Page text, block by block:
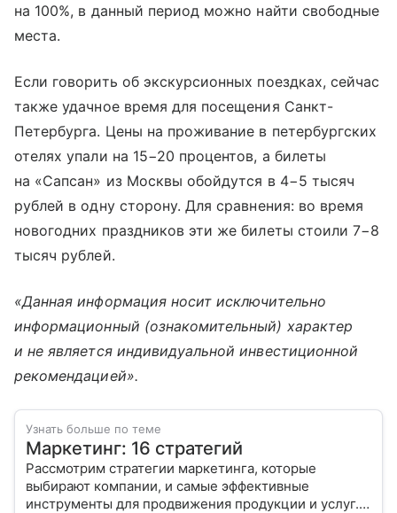
на 100%, в данный период можно найти свободные
места.
Если говорить об экскурсионных поездках, сейчас
также удачное время для посещения Санкт-
Петербурга. Цены на проживание в петербургских
отелях упали на 15−20 процентов, а билеты
на «Сапсан» из Москвы обойдутся в 4−5 тысяч
рублей в одну сторону. Для сравнения: во время
новогодних праздников эти же билеты стоили 7−8
тысяч рублей.
«Данная информация носит исключительно
информационный (ознакомительный) характер
и не является индивидуальной инвестиционной
рекомендацией».
Узнать больше по теме
Маркетинг: 16 стратегий
Рассмотрим стратегии маркетинга, которые
выбирают компании, и самые эффективные
инструменты для продвижения продукции и услуг.